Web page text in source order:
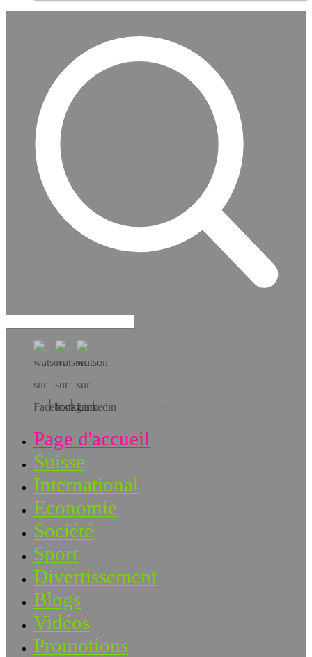
Téléchargez l’app!
Page d'accueil
Suisse
International
Economie
Société
Sport
Divertissement
Blogs
Vidéos
Promotions